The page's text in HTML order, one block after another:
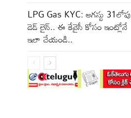
LPG Gas KYC: ఆగస్టు 31లోపు
డెడ్ లైన్.. ఈ కేవైసీ కోసం ఇంట్లోనే
ఇలా చేయండి..